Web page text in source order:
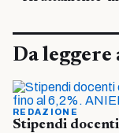
Da leggere
REDAZIONE
Stipendi